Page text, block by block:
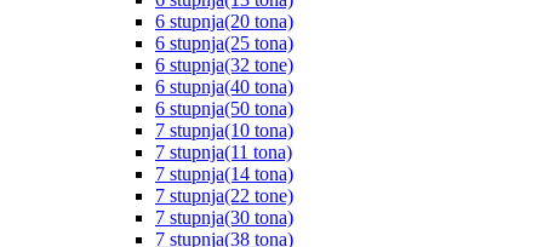
6 stupnja(20 tona)
6 stupnja(25 tona)
6 stupnja(32 tone)
6 stupnja(40 tona)
6 stupnja(50 tona)
7 stupnja(10 tona)
7 stupnja(11 tona)
7 stupnja(14 tona)
7 stupnja(22 tone)
7 stupnja(30 tona)
7 stupnja(38 tona)